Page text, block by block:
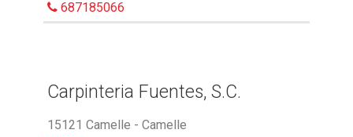
687185066
Carpinteria Fuentes, S.C.
15121 Camelle - Camelle